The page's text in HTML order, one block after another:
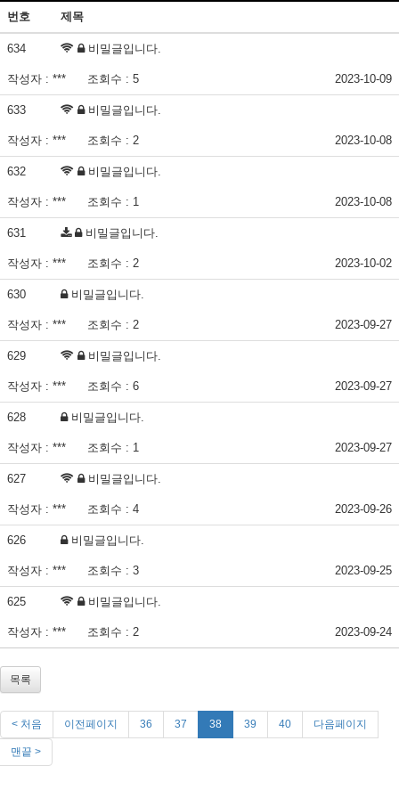
번호 제목
634 비밀글입니다.
작성자 : *** 조회수 : 5 2023-10-09
633 비밀글입니다.
작성자 : *** 조회수 : 2 2023-10-08
632 비밀글입니다.
작성자 : *** 조회수 : 1 2023-10-08
631 비밀글입니다.
작성자 : *** 조회수 : 2 2023-10-02
630 비밀글입니다.
작성자 : *** 조회수 : 2 2023-09-27
629 비밀글입니다.
작성자 : *** 조회수 : 6 2023-09-27
628 비밀글입니다.
작성자 : *** 조회수 : 1 2023-09-27
627 비밀글입니다.
작성자 : *** 조회수 : 4 2023-09-26
626 비밀글입니다.
작성자 : *** 조회수 : 3 2023-09-25
625 비밀글입니다.
작성자 : *** 조회수 : 2 2023-09-24
목록
< 처음 이전페이지 36 37 38 39 40 다음페이지
맨끝 >